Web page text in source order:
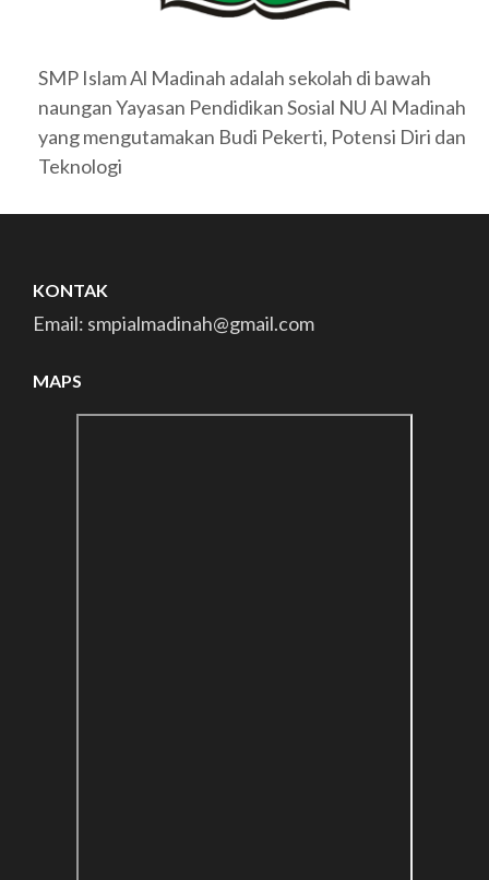
SMP Islam Al Madinah adalah sekolah di bawah
naungan Yayasan Pendidikan Sosial NU Al Madinah
yang mengutamakan Budi Pekerti, Potensi Diri dan
Teknologi
KONTAK
Email: smpialmadinah@gmail.com
MAPS